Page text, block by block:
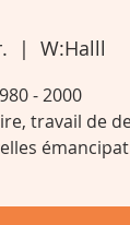
  |
W:Halll
- 2000
travail de